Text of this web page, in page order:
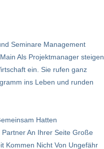
Seminare Management
Als Projektmanager steigen
ein. Sie rufen ganz
ins Leben und runden
Hatten
An Ihrer Seite Große
Kommen Nicht Von Ungefähr